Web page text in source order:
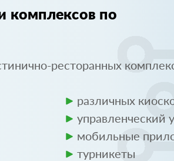
комплексов по
ресторанных
различных
управленческий
мобильные
турникеты